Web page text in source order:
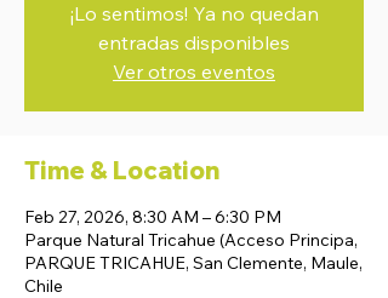
¡Lo sentimos! Ya no quedan
entradas disponibles
Ver otros eventos
Time & Location
Feb 27, 2026, 8:30 AM – 6:30 PM
Parque Natural Tricahue (Acceso Principa,
PARQUE TRICAHUE, San Clemente, Maule,
Chile